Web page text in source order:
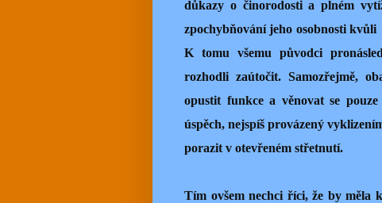
důkazy o činorodosti a plném
zpochybňování jeho osobnosti kvůli
K tomu všemu původci
rozhodli zaútočit. Samozřejmě,
opustit funkce a věnovat se
úspěch, nejspíš provázený
porazit v otevřeném střetnutí.
Tím ovšem nechci říci, že by měla